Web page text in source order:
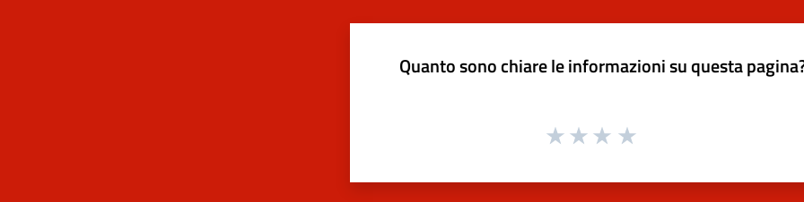
Quanto sono chiare le informazioni su questa